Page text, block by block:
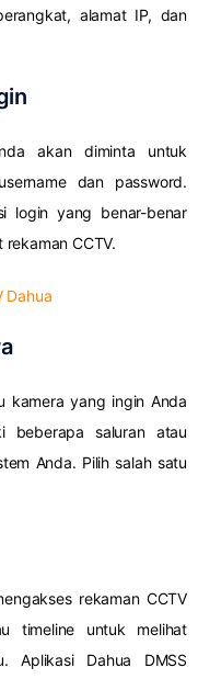
alamat IP, dan
akan diminta untuk
dan password.
login yang benar-benar
CCTV.
Dahua
kamera yang ingin Anda
beberapa saluran atau
Anda. Pilih salah satu
rekaman CCTV
timeline untuk melihat
Aplikasi Dahua DMSS